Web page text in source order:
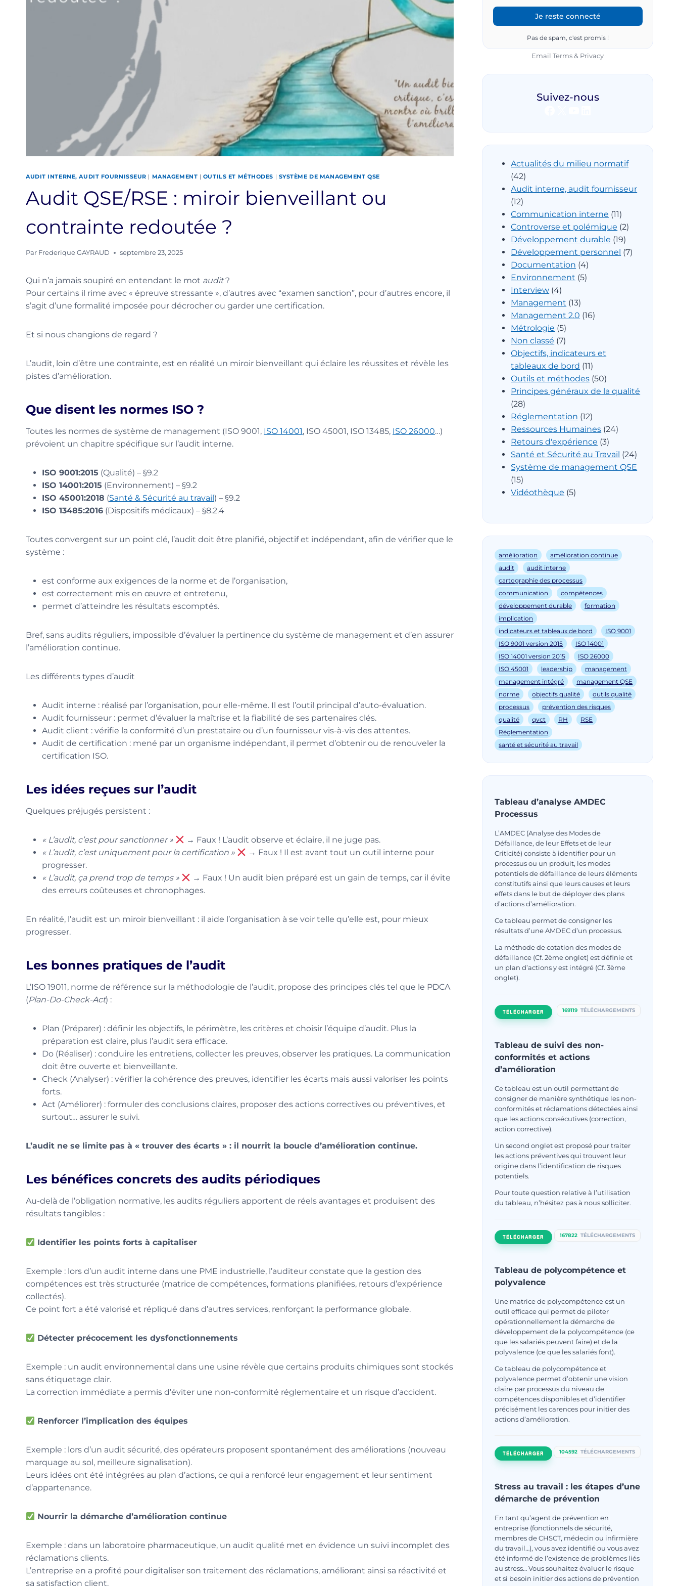
AUDIT INTERNE, AUDIT FOURNISSEUR | MANAGEMENT | OUTILS ET MÉTHODES | SYSTÈME DE MANAGEMENT QSE
Audit QSE/RSE : miroir bienveillant ou
contrainte redoutée ?
Par Frederique GAYRAUD septembre 23, 2025
Qui n’a jamais soupiré en entendant le mot audit?
Pour certains il rime avec « épreuve stressante », d’autres avec “examen sanction”, pour d’autres encore, il
s’agit d’une formalité imposée pour décrocher ou garder une certification.
Et si nous changions de regard ?
L’audit, loin d’être une contrainte, est en réalité un miroir bienveillant qui éclaire les réussites et révèle les
pistes d’amélioration.
Que disent les normes ISO ?
Toutes les normes de système de management (ISO 9001, ISO 14001, ISO 45001, ISO 13485, ISO 26000…)
prévoient un chapitre spécifique sur l’audit interne.
ISO 9001:2015 (Qualité) – §9.2
ISO 14001:2015 (Environnement) – §9.2
ISO 45001:2018 (Santé & Sécurité au travail ) – §9.2
ISO 13485:2016 (Dispositifs médicaux) – §8.2.4
Toutes convergent sur un point clé, l’audit doit être planifié, objectif et indépendant, afin de vérifier que le
système :
est conforme aux exigences de la norme et de l’organisation,
est correctement mis en œuvre et entretenu,
permet d’atteindre les résultats escomptés.
Bref, sans audits réguliers, impossible d’évaluer la pertinence du système de management et d’en assurer
l’amélioration continue.
Les différents types d’audit
Audit interne : réalisé par l’organisation, pour elle-même. Il est l’outil principal d’auto-évaluation.
Audit fournisseur : permet d’évaluer la maîtrise et la fiabilité de ses partenaires clés.
Audit client : vérifie la conformité d’un prestataire ou d’un fournisseur vis-à-vis des attentes.
Audit de certification : mené par un organisme indépendant, il permet d’obtenir ou de renouveler la
certification ISO.
Les idées reçues sur l’audit
Quelques préjugés persistent :
« L’audit, c’est pour sanctionner »
→ Faux ! L’audit observe et éclaire, il ne juge pas.
« L’audit, c’est uniquement pour la certification »
→ Faux ! Il est avant tout un outil interne pour
progresser.
« L’audit, ça prend trop de temps »
→ Faux ! Un audit bien préparé est un gain de temps, car il évite
des erreurs coûteuses et chronophages.
En réalité, l’audit est un miroir bienveillant : il aide l’organisation à se voir telle qu’elle est, pour mieux
progresser.
Les bonnes pratiques de l’audit
L’ISO 19011, norme de référence sur la méthodologie de l’audit, propose des principes clés tel que le PDCA
(Plan-Do-Check-Act) :
Plan (Préparer) : définir les objectifs, le périmètre, les critères et choisir l’équipe d’audit. Plus la
préparation est claire, plus l’audit sera efficace.
Do (Réaliser) : conduire les entretiens, collecter les preuves, observer les pratiques. La communication
doit être ouverte et bienveillante.
Check (Analyser) : vérifier la cohérence des preuves, identifier les écarts mais aussi valoriser les points
forts.
Act (Améliorer) : formuler des conclusions claires, proposer des actions correctives ou préventives, et
surtout… assurer le suivi.
L’audit ne se limite pas à « trouver des écarts » : il nourrit la boucle d’amélioration continue.
Les bénéfices concrets des audits périodiques
Au-delà de l’obligation normative, les audits réguliers apportent de réels avantages et produisent des
résultats tangibles :
Identifier les points forts à capitaliser
Exemple : lors d’un audit interne dans une PME industrielle, l’auditeur constate que la gestion des
compétences est très structurée (matrice de compétences, formations planifiées, retours d’expérience
collectés).
Ce point fort a été valorisé et répliqué dans d’autres services, renforçant la performance globale.
Détecter précocement les dysfonctionnements
Exemple : un audit environnemental dans une usine révèle que certains produits chimiques sont stockés
sans étiquetage clair.
La correction immédiate a permis d’éviter une non-conformité réglementaire et un risque d’accident.
Renforcer l’implication des équipes
Exemple : lors d’un audit sécurité, des opérateurs proposent spontanément des améliorations (nouveau
marquage au sol, meilleure signalisation).
Leurs idées ont été intégrées au plan d’actions, ce qui a renforcé leur engagement et leur sentiment
d’appartenance.
Nourrir la démarche d’amélioration continue
Exemple : dans un laboratoire pharmaceutique, un audit qualité met en évidence un suivi incomplet des
réclamations clients.
L’entreprise en a profité pour digitaliser son traitement des réclamations, améliorant ainsi sa réactivité et
sa satisfaction client.
Pas de spam, c'est promis !
EmailTerms & Privacy
Suivez-nous
Actualités du milieu normatif
(42)
Audit interne, audit fournisseur
(12)
Communication interne (11)
Controverse et polémique (2)
Développement durable (19)
Développement personnel (7)
Documentation (4)
Environnement (5)
Interview (4)
Management (13)
Management 2.0 (16)
Métrologie (5)
Non classé (7)
Objectifs, indicateurs et
tableaux de bord (11)
Outils et méthodes (50)
Principes généraux de la qualité
(28)
Réglementation (12)
Ressources Humaines (24)
Retours d'expérience (3)
Santé et Sécurité au Travail (24)
Système de management QSE
(15)
Vidéothèque (5)
amélioration
amélioration continue
audit
audit interne
cartographie des processus
communication
compétences
développement durable
formation
implication
indicateurs et tableaux de bord
ISO 9001
ISO 9001 version 2015
ISO 14001
ISO 14001 version 2015
ISO 26000
ISO 45001
leadership
management
management intégré
management QSE
norme
objectifs qualité
outils qualité
processus
prévention des risques
qualité
qvct RH
RSE
Réglementation
santé et sécurité au travail
Tableau d’analyse AMDEC
Processus
L’AMDEC (Analyse des Modes de
Défaillance, de leur Effets et de leur
Criticité) consiste à identifier pour un
processus ou un produit, les modes
potentiels de défaillance de leurs éléments
constitutifs ainsi que leurs causes et leurs
effets dans le but de déployer des plans
d’actions d’amélioration.
Ce tableau permet de consigner les
résultats d’une AMDEC d’un processus.
La méthode de cotation des modes de
défaillance (Cf. 2ème onglet) est définie et
un plan d’actions y est intégré (Cf. 3ème
onglet).
TÉLÉCHARGER 169119 TÉLÉCHARGEMENTS
Tableau de suivi des non-
conformités et actions
d’amélioration
Ce tableau est un outil permettant de
consigner de manière synthétique les non-
conformités et réclamations détectées ainsi
que les actions consécutives (correction,
action corrective).
Un second onglet est proposé pour traiter
les actions préventives qui trouvent leur
origine dans l’identification de risques
potentiels.
Pour toute question relative à l’utilisation
du tableau, n’hésitez pas à nous solliciter.
TÉLÉCHARGER 167822 TÉLÉCHARGEMENTS
Tableau de polycompétence et
polyvalence
Une matrice de polycompétence est un
outil efficace qui permet de piloter
opérationnellement la démarche de
développement de la polycompétence (ce
que les salariés peuvent faire) et de la
polyvalence (ce que les salariés font).
Ce tableau de polycompétence et
polyvalence permet d’obtenir une vision
claire par processus du niveau de
compétences disponibles et d’identifier
précisément les carences pour initier des
actions d’amélioration.
TÉLÉCHARGER 104592 TÉLÉCHARGEMENTS
Stress au travail : les étapes d’une
démarche de prévention
En tant qu’agent de prévention en
entreprise (fonctionnels de sécurité,
membres de CHSCT, médecin ou infirmière
du travail…), vous avez identifié ou vous avez
été informé de l’existence de problèmes liés
au stress… Vous souhaitez évaluer le risque
et si besoin initier des actions de prévention